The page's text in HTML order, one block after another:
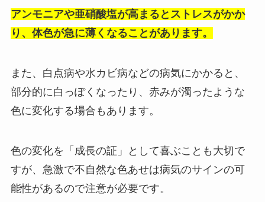
アンモニアや亜硝酸塩が高まるとストレスがかか
り、体色が急に薄くなることがあります。
また、白点病や水カビ病などの病気にかかると、
部分的に白っぽくなったり、赤みが濁ったような
色に変化する場合もあります。
色の変化を「成長の証」として喜ぶことも大切で
すが、急激で不自然な色あせは病気のサインの可
能性があるので注意が必要です。